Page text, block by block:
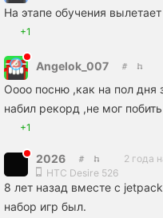
На этапе обучения вылетает
+1
Angelok_007
Оооо посню ,как на пол дня
набил рекорд ,не мог
+1
2026
2 года
HTC Desire 526
8 лет назад вместе с
набор игр был.